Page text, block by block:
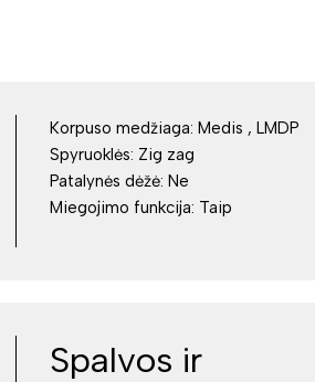
Korpuso medžiaga:
Medis , LMDP
Spyruoklės: Zig zag
Patalynės dėžė: Ne
Miegojimo funkcija: Taip
Spalvos ir